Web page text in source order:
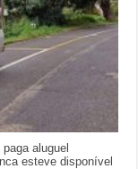
aluguel
esteve disponível